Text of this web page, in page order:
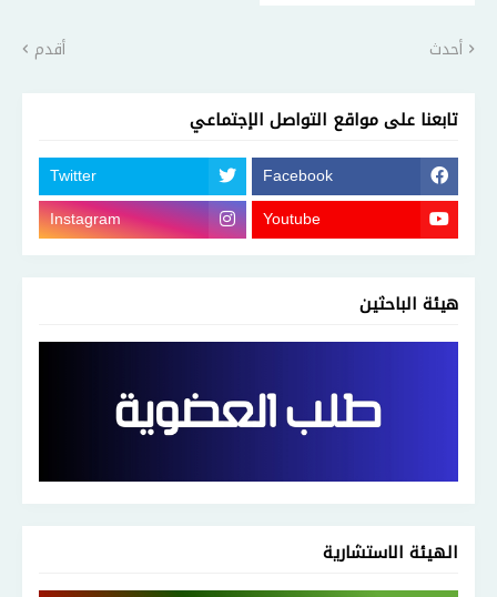
أحدث أقدم
تابعنا على مواقع التواصل الإجتماعي
Facebook
Twitter
Youtube
Instagram
هيئة الباحثين
الهيئة الاستشارية